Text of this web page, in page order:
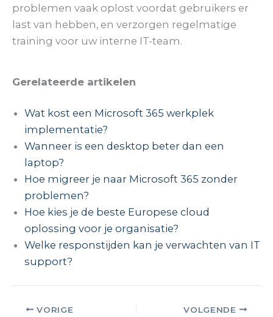
problemen vaak oplost voordat gebruikers er
last van hebben, en verzorgen regelmatige
training voor uw interne IT-team.
Gerelateerde artikelen
Wat kost een Microsoft 365 werkplek
implementatie?
Wanneer is een desktop beter dan een
laptop?
Hoe migreer je naar Microsoft 365 zonder
problemen?
Hoe kies je de beste Europese cloud
oplossing voor je organisatie?
Welke responstijden kan je verwachten van IT
support?
VORIGE VOLGENDE